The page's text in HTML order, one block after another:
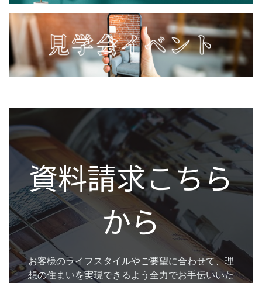
資料請求こちら
から
お客様のライフスタイルやご要望に合わせて、理
想の住まいを実現できるよう全力でお手伝いいた